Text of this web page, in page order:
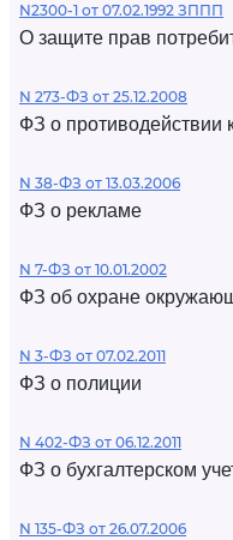
N2300-1 от 07.02.1992 ЗППП
О защите прав
N 273-ФЗ от 25.12.2008
ФЗ о противодействии
N 38-ФЗ от 13.03.2006
ФЗ о рекламе
N 7-ФЗ от 10.01.2002
ФЗ об охране
N 3-ФЗ от 07.02.2011
ФЗ о полиции
N 402-ФЗ от 06.12.2011
ФЗ о бухгалтерском
N 135-ФЗ от 26.07.2006